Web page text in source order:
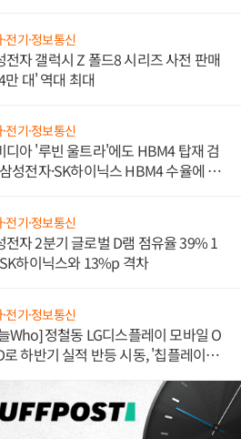
전기·정보통신
전자 갤럭시 Z 폴드8 시리즈 사전 판매
만 대' 역대 최대
전기·정보통신
디아 '루빈 울트라'에도 HBM4 탑재 검
성전자·SK하이닉스 HBM4 수율에 주
전기·정보통신
전자 2분기 글로벌 D램 점유율 39% 1
하이닉스와 13%p 격차
전기·정보통신
Who] 정철동 LG디스플레이 모바일 O
로 하반기 실적 반등 시동, '칩플레이